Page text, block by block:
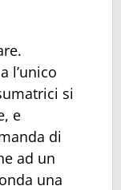
l’unico
si
e
di
ad un
una